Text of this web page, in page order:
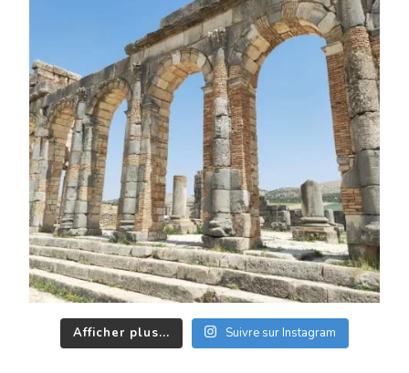
Afficher plus... Suivre sur Instagram